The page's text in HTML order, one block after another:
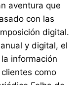
aventura que
con las
digital.
y digital, el
información
como